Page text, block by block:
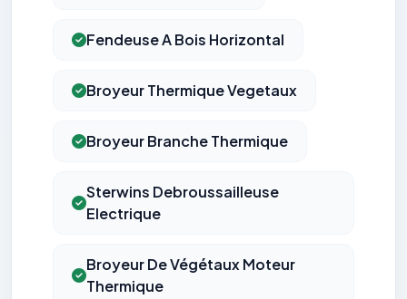
Fendeuse A Bois Horizontal
Broyeur Thermique Vegetaux
Broyeur Branche Thermique
Sterwins Debroussailleuse
Electrique
Broyeur De Végétaux Moteur
Thermique